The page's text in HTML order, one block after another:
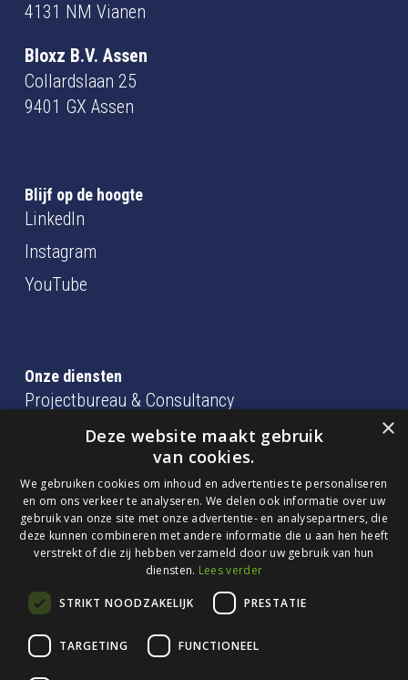
4131 NM Vianen
Bloxz B.V. Assen
Collardslaan 25
9401 GX Assen
Blijf op de hoogte
LinkedIn
Instagram
YouTube
Onze diensten
Projectbureau & Consultancy
BIM beheer, coördinatie en modelleren
consultancy en training
Algemene Voorwaarden
Privacy Statement
Cookieverklaring
×
Deze website maakt gebruik
van cookies.
We gebruiken cookies om inhoud en advertenties te personaliseren
en om ons verkeer te analyseren. We delen ook informatie over uw
gebruik van onze site met onze advertentie- en analysepartners, die
deze kunnen combineren met andere informatie die u aan hen heeft
verstrekt of die zij hebben verzameld door uw gebruik van hun
diensten. Lees verder
STRIKT NOODZAKELIJK PRESTATIE
TARGETING FUNCTIONEEL